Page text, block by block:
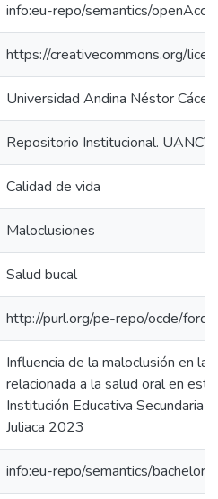
info:eu-repo/semantics/
https://creativecommons.org/
Universidad Andina Néstor
Repositorio Institucional. UANCV
Calidad de vida
Maloclusiones
Salud bucal
http://purl.org/pe-repo/ocde/
Influencia de la maloclusión en la
relacionada a la salud oral en
Institución Educativa Secundaria
Juliaca 2023
info:eu-repo/semantics/